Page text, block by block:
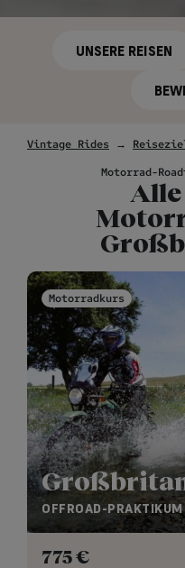
UNSERE REISEN
Vintage Rides →
Motorrad-
Motorradkurs
OFFROAD-
775€